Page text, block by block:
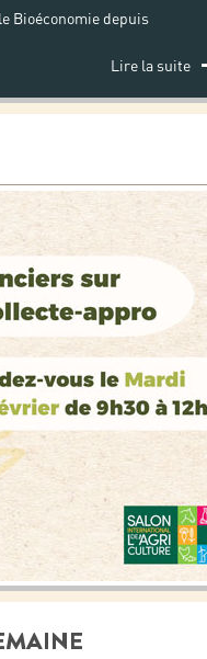
Bioéconomie depuis
Lire la suite